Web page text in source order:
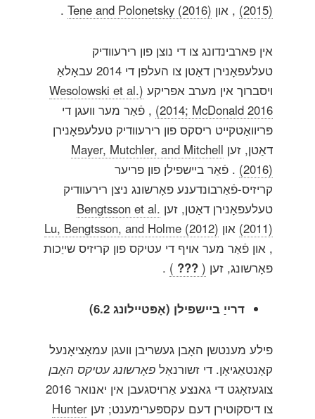
(2015) , און Tene and Polonetsky (2016)
.
אין פארבינדונג צו די נוצן פון רירעוודיק
טעלעפאָנירן דאַטן צו העלפן די 2014 עבאָלאַ
ויסברוך אין מערב אפריקע (Wesolowski et al.
2014; McDonald 2016) , פֿאַר מער וועגן די
פּריוואַטקייט ריסקס פון רירעוודיק טעלעפאָנירן
דאַטן, זען Mayer, Mutchler, and Mitchell
(2016) . פֿאַר ביישפילן פון פריער
קריזיס-פֿאַרבונדענע פאָרשונג ניצן רירעוודיק
טעלעפאָנירן דאַטן, זען Bengtsson et al.
(2011) און Lu, Bengtsson, and Holme (2012)
, און פֿאַר מער אויף די עטיקס פון קריזיס שייַכות
פאָרשונג, זען (
???
)
.
דרייַ ביישפילן (אָפּטיילונג 6.2)
פילע מענטשן האָבן געשריבן וועגן עמאָציאָנעל
קאָנטאַגיאָן. די זשורנאַל פאָרשונג עטיקס האָבן
צוגעזאָגט די גאנצע אַרויסגעבן אין יאנואר 2016
צו דיסקוטירן דעם עקספּערימענט; זען Hunter